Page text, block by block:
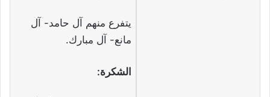
يتفرع منهم آل حامد- آل
مانع- آل مبارك.
الشكرة: